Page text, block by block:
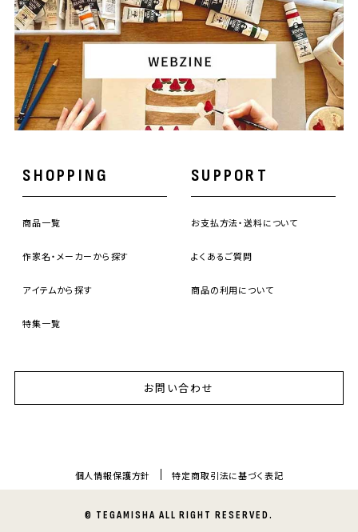
SHOPPING
商品一覧
作家名・メーカーから探す
アイテムから探す
特集一覧
SUPPORT
お支払方法・送料について
よくあるご質問
商品の利用について
お問い合わせ
個人情報保護方針 特定商取引法に基づく表記
© TEGAMISHA ALL RIGHT RESERVED.